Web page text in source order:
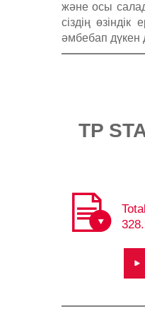
және осы
сіздің
әмбебап дүкен
TP